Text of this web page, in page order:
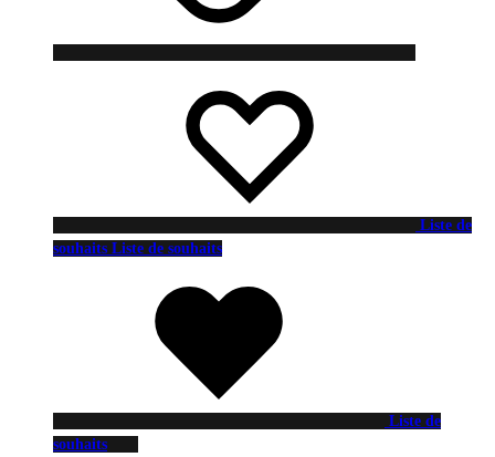
Liste de
souhaits Liste de souhaits
Liste de
souhaits